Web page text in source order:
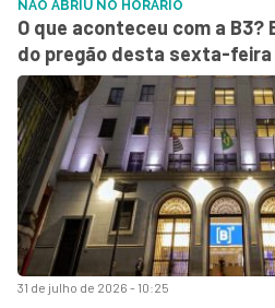
31 de julho de 2026 - 10:25
NÃO ABRIU NO HORÁRIO
O que aconteceu com a
do pregão desta sexta-feira